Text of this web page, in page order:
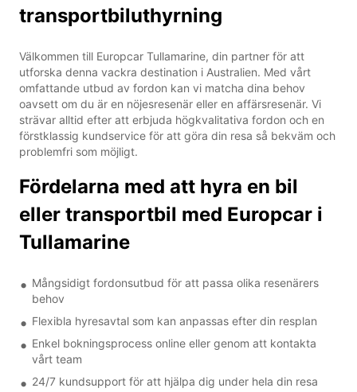
transportbiluthyrning
Välkommen till Europcar Tullamarine, din partner för att
utforska denna vackra destination i Australien. Med vårt
omfattande utbud av fordon kan vi matcha dina behov
oavsett om du är en nöjesresenär eller en affärsresenär. Vi
strävar alltid efter att erbjuda högkvalitativa fordon och en
förstklassig kundservice för att göra din resa så bekväm och
problemfri som möjligt.
Fördelarna med att hyra en bil
eller transportbil med Europcar i
Tullamarine
Mångsidigt fordonsutbud för att passa olika resenärers
behov
Flexibla hyresavtal som kan anpassas efter din resplan
Enkel bokningsprocess online eller genom att kontakta
vårt team
24/7 kundsupport för att hjälpa dig under hela din resa